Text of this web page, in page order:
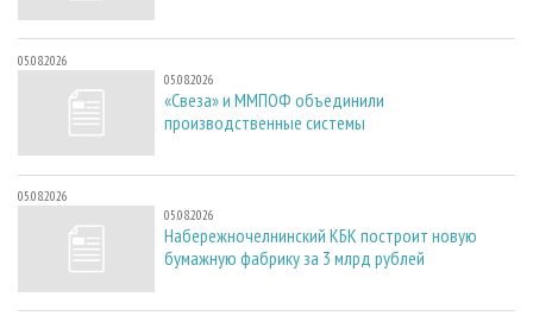
05.08.2026
05.08.2026
«Свеза» и ММПОФ объединили
производственные системы
05.08.2026
05.08.2026
Набережночелнинский КБК построит новую
бумажную фабрику за 3 млрд рублей